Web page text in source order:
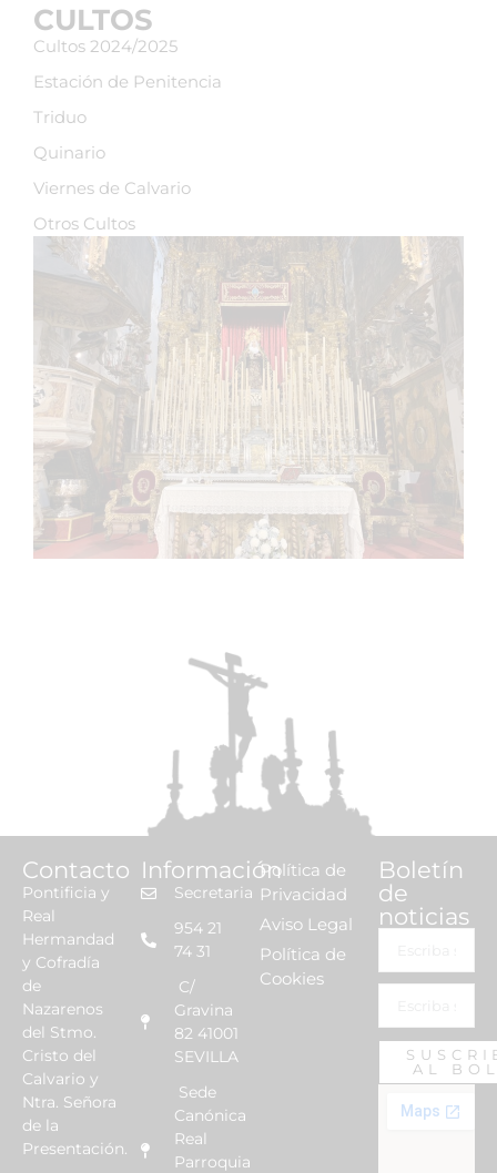
CULTOS
Cultos 2024/2025
Estación de Penitencia
Triduo
Quinario
Viernes de Calvario
Otros Cultos
Contacto
Pontificia y
Real
Hermandad
y Cofradía
de
Nazarenos
del Stmo.
Cristo del
Calvario y
Ntra. Señora
de la
Presentación.
Información
Secretaria
954 21
74 31
C/
Gravina
82 41001
SEVILLA
Sede
Canónica
Real
Parroquia
Política de
Privacidad
Aviso Legal
Política de
Cookies
Boletín
de
noticias
AL